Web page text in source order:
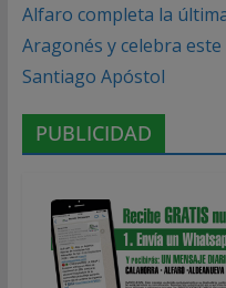
Alfaro completa la
Aragonés y celebra
Santiago Apóstol
PUBLICIDAD